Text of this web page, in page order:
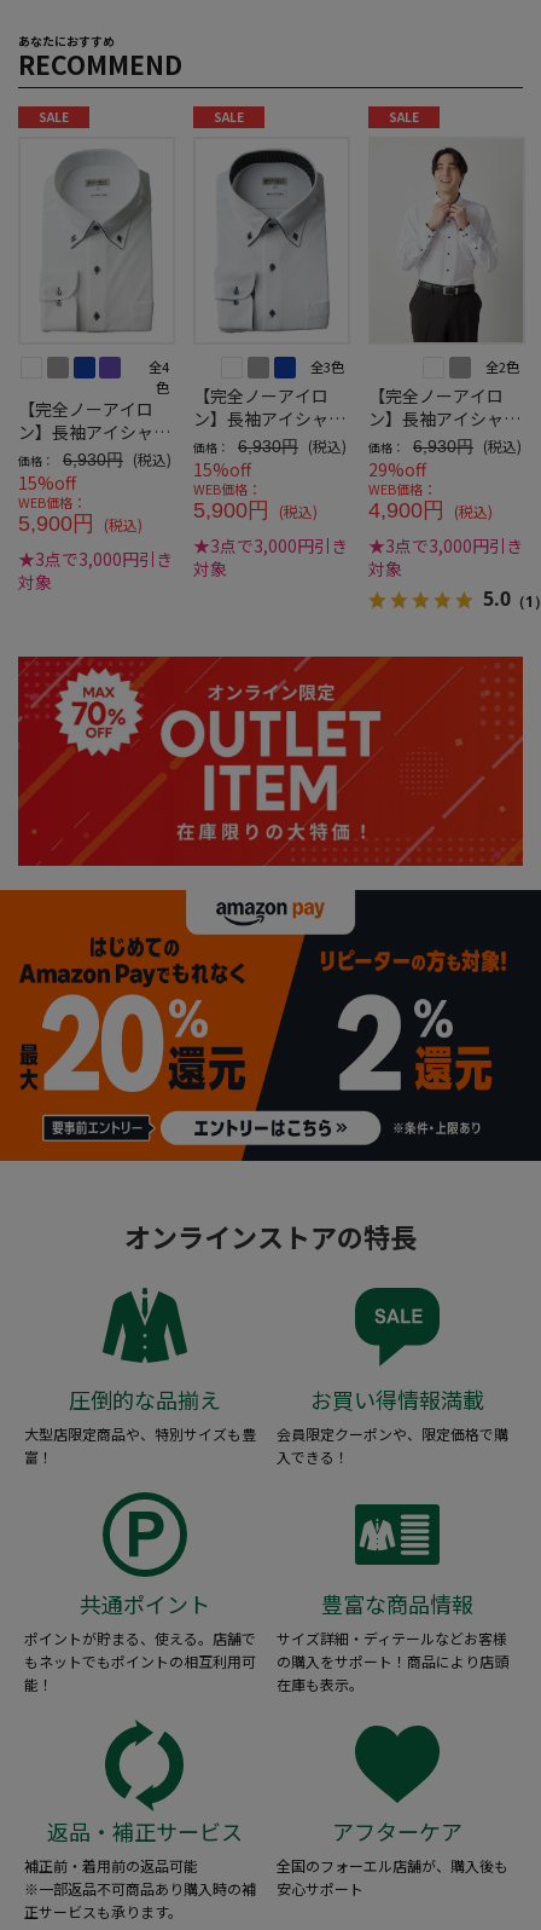
あなたにおすすめ
RECOMMEND
SALE
全4
色
【完全ノーアイロ
ン】長袖アイシャツ
ストライプ調パイピ
ングボタンダウン
価格： 6,930円 (税込)
15%off
WEB価格：
5,900円 (税込)
★3点で3,000円引き
対象
SALE
全3色
【完全ノーアイロ
ン】長袖アイシャツ
別生地切替パイピン
グボタンダウン
価格： 6,930円 (税込)
15%off
WEB価格：
5,900円 (税込)
★3点で3,000円引き
対象
SALE
全2色
【完全ノーアイロ
ン】長袖アイシャツ
別生地切替ボタンダ
ウンWEB専用
価格： 6,930円 (税込)
29%off
WEB価格：
4,900円 (税込)
★3点で3,000円引き
対象
5.0 （1
オンラインストアの特長
圧倒的な品揃え
大型店限定商品や、特別サイズも豊
富！
お買い得情報満載
会員限定クーポンや、限定価格で購
入できる！
共通ポイント
ポイントが貯まる、使える。店舗で
もネットでもポイントの相互利用可
能！
豊富な商品情報
サイズ詳細・ディテールなどお客様
の購入をサポート！商品により店頭
在庫も表示。
返品・補正サービス
補正前・着用前の返品可能
※一部返品不可商品あり購入時の補
正サービスも承ります。
アフターケア
全国のフォーエル店舗が、購入後も
安心サポート